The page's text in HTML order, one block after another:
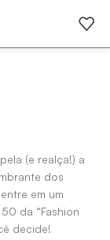
(e realça!) a
dos
em um
da “Fashion
decide!